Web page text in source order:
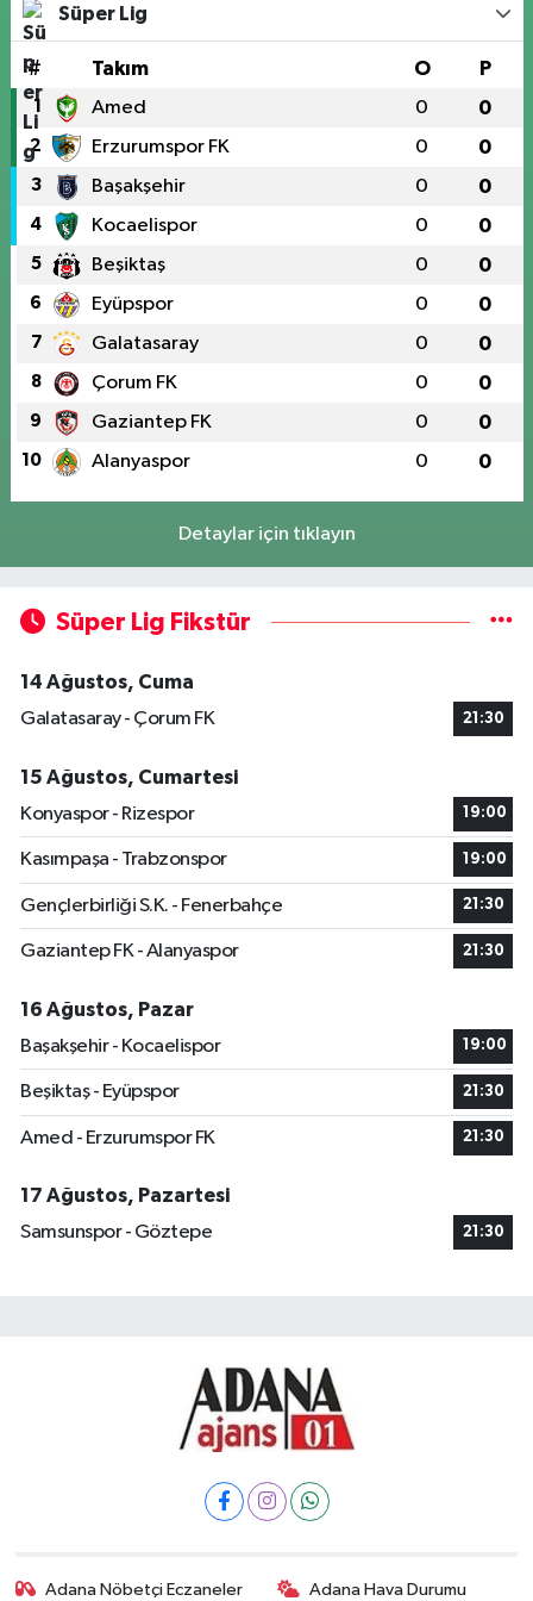
Süper Lig
# Takım O P
1 Amed 0 0
2 Erzurumspor FK 0 0
3 Başakşehir 0 0
4 Kocaelispor 0 0
5 Beşiktaş 0 0
6 Eyüpspor 0 0
7 Galatasaray 0 0
8 Çorum FK 0 0
9 Gaziantep FK 0 0
10 Alanyaspor 0 0
Detaylar için tıklayın
Süper Lig Fikstür
14 Ağustos, Cuma
Galatasaray - Çorum FK
21:30
15 Ağustos, Cumartesi
Konyaspor - Rizespor
19:00
Kasımpaşa - Trabzonspor 19:00
Gençlerbirliği S.K. - Fenerbahçe 21:30
Gaziantep FK - Alanyaspor 21:30
16 Ağustos, Pazar
Başakşehir - Kocaelispor
19:00
Beşiktaş - Eyüpspor 21:30
Amed - Erzurumspor FK 21:30
17 Ağustos, Pazartesi
Samsunspor - Göztepe
21:30
Adana Nöbetçi Eczaneler Adana Hava Durumu